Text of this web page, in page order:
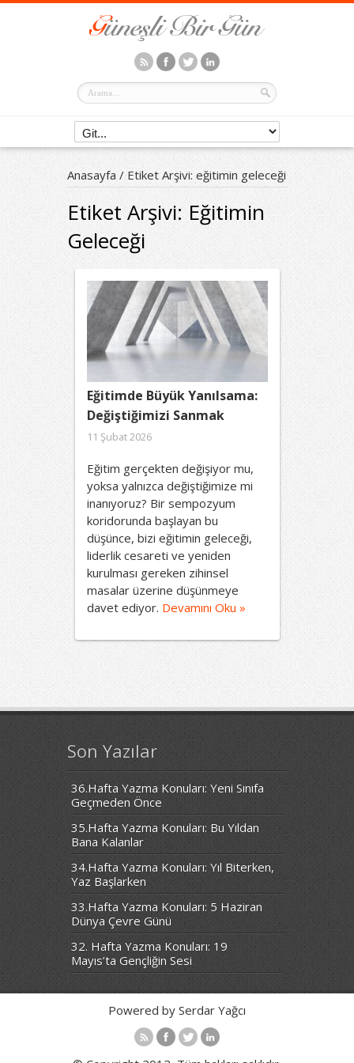
Anasayfa / Etiket Arşivi: eğitimin geleceği
Etiket Arşivi:Eğitimin
Geleceği
Eğitimde Büyük Yanılsama:
Değiştiğimizi Sanmak
11 Şubat 2026
Eğitim gerçekten değişiyor mu,
yoksa yalnızca değiştiğimize mi
inanıyoruz? Bir sempozyum
koridorunda başlayan bu
düşünce, bizi eğitimin geleceği,
liderlik cesareti ve yeniden
kurulması gereken zihinsel
masalar üzerine düşünmeye
davet ediyor. Devamını Oku »
Son Yazılar
36.Hafta Yazma Konuları: Yeni Sınıfa
Geçmeden Önce
35.Hafta Yazma Konuları: Bu Yıldan
Bana Kalanlar
34.Hafta Yazma Konuları: Yıl Biterken,
Yaz Başlarken
33.Hafta Yazma Konuları: 5 Haziran
Dünya Çevre Günü
32. Hafta Yazma Konuları: 19
Mayıs’ta Gençliğin Sesi
Powered by Serdar Yağcı